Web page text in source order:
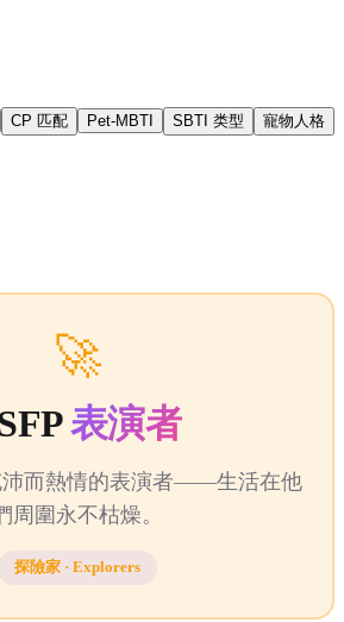
CP 匹配 Pet-MBTI SBTI 类型
寵物人格
🚀
表演者
沛而熱情的表演者——生活在他
周圍永不枯燥。
探險家 · Explorers